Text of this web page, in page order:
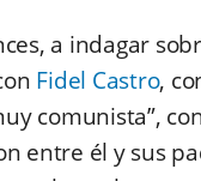
a indagar
Fidel Castro,
comunista”,
entre él y sus